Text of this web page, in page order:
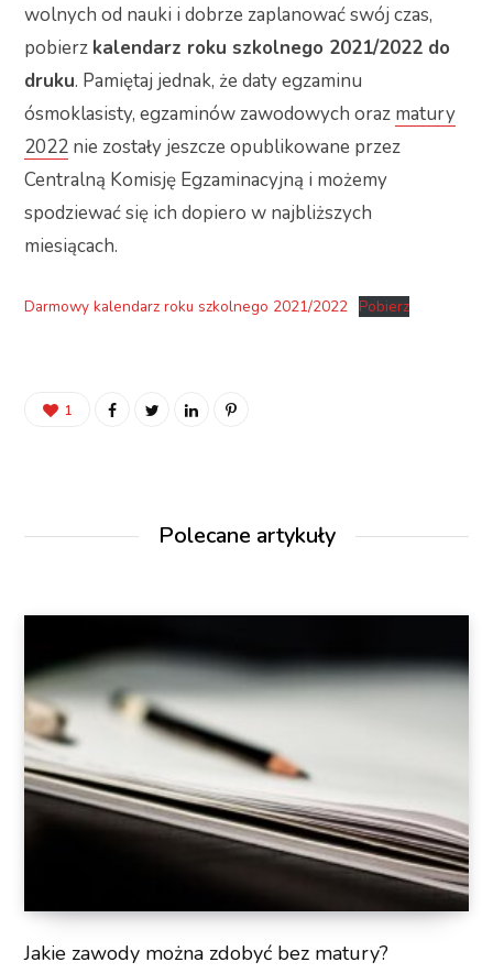
wolnych od nauki i dobrze zaplanować swój czas,
pobierz kalendarz roku szkolnego 2021/2022 do
druku. Pamiętaj jednak, że daty egzaminu
ósmoklasisty, egzaminów zawodowych oraz matury
2022 nie zostały jeszcze opublikowane przez
Centralną Komisję Egzaminacyjną i możemy
spodziewać się ich dopiero w najbliższych
miesiącach.
Darmowy kalendarz roku szkolnego 2021/2022 Pobierz
1
Polecane artykuły
Jakie zawody można zdobyć bez matury?